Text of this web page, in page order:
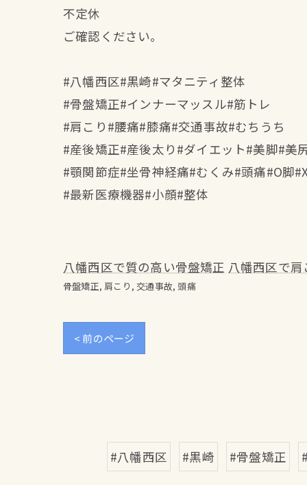
不定休
ご確認ください。
#八幡西区#黒崎#マタニティ整体
#骨盤矯正#インナーマッスル#筋トレ
#肩こり#腰痛#膝痛#交通事故#むちうち
#産後矯正#産後太り#ダイエット#美脚#美
#顎関節症#坐骨神経痛#むくみ#頭痛#O脚
#最新医療機器#小顔#整体
八幡西区で質の高い骨盤矯正 八幡西区で
骨盤矯正 肩こり 交通事故 頭痛
< 前のページ
#八幡西区 #黒崎 #骨盤矯正